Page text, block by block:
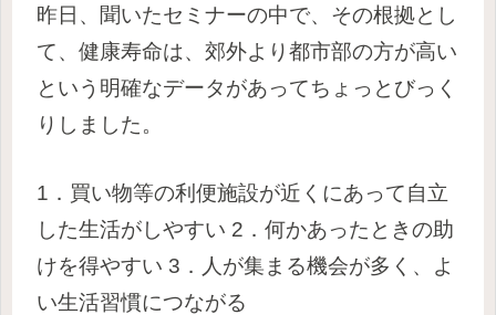
昨日、聞いたセミナーの中で、その根拠とし
て、健康寿命は、郊外より都市部の方が高い
という明確なデータがあってちょっとびっく
りしました。
1．買い物等の利便施設が近くにあって自立
した生活がしやすい 2．何かあったときの助
けを得やすい 3．人が集まる機会が多く、よ
い生活習慣につながる